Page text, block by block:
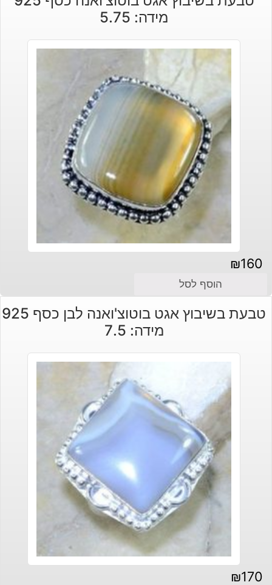
מידה: 5.75
₪160
הוסף לסל
טבעת בשיבוץ אגט בוטוצ'ואנה לבן כסף 925
מידה: 7.5
₪170